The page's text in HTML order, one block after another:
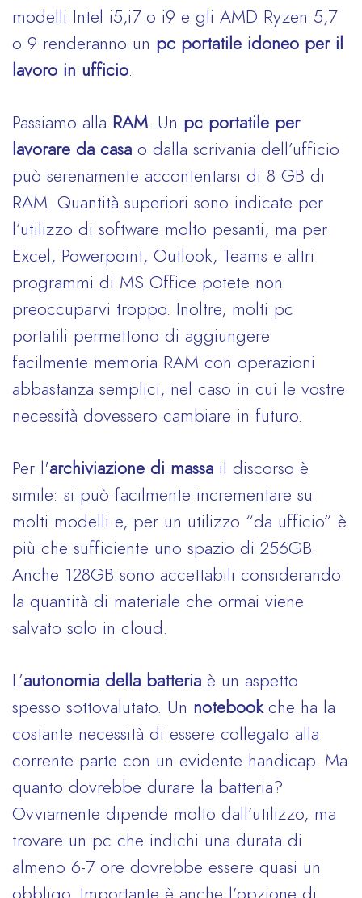
modelli Intel i5,i7 o i9 e gli AMD Ryzen 5,7
o 9 renderanno un pc portatile idoneo per il
lavoro in ufficio
Passiamo alla RAM . Un pc portatile per
lavorare da casa o dalla scrivania dell’ufficio
può serenamente accontentarsi di 8 GB di
RAM. Quantità superiori sono indicate per
l’utilizzo di software molto pesanti, ma per
Excel, Powerpoint, Outlook, Teams e altri
programmi di MS Office potete non
preoccuparvi troppo. Inoltre, molti pc
portatili permettono di aggiungere
facilmente memoria RAM con operazioni
abbastanza semplici, nel caso in cui le vostre
necessità dovessero cambiare in futuro.
Per l'archiviazione di massa il discorso è
simile: si può facilmente incrementare su
molti modelli e, per un utilizzo “da ufficio” è
più che sufficiente uno spazio di 256GB.
Anche 128GB sono accettabili considerando
la quantità di materiale che ormai viene
salvato solo in cloud.
L’autonomia della batteria è un aspetto
spesso sottovalutato. Un notebook che ha la
costante necessità di essere collegato alla
corrente parte con un evidente handicap. Ma
quanto dovrebbe durare la batteria?
Ovviamente dipende molto dall’utilizzo, ma
trovare un pc che indichi una durata di
almeno 6-7 ore dovrebbe essere quasi un
obbligo. Importante è anche l’opzione di